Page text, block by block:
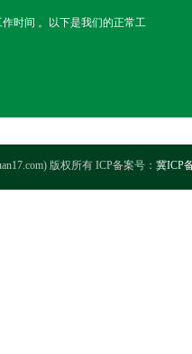
时间 。以下是我们的正常工
版权所有 ICP备案号： 冀ICP